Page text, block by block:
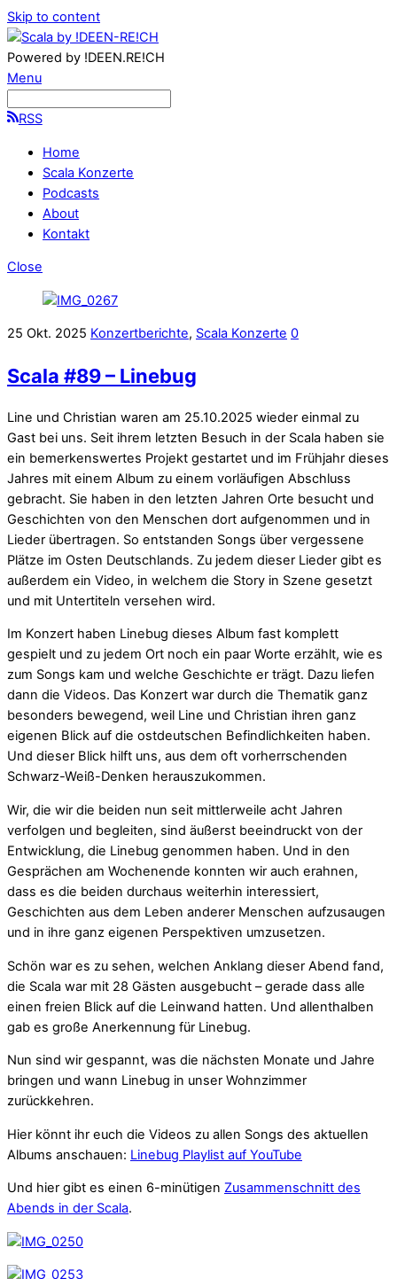
Skip to content
Powered by !DEEN.RE!CH
Menu
RSS
Home
Scala Konzerte
Podcasts
About
Kontakt
Close
25 Okt. 2025 Konzertberichte, Scala Konzerte 0
Scala #89 – Linebug
Line und Christian waren am 25.10.2025 wieder einmal zu
Gast bei uns. Seit ihrem letzten Besuch in der Scala haben sie
ein bemerkenswertes Projekt gestartet und im Frühjahr dieses
Jahres mit einem Album zu einem vorläufigen Abschluss
gebracht. Sie haben in den letzten Jahren Orte besucht und
Geschichten von den Menschen dort aufgenommen und in
Lieder übertragen. So entstanden Songs über vergessene
Plätze im Osten Deutschlands. Zu jedem dieser Lieder gibt es
außerdem ein Video, in welchem die Story in Szene gesetzt
und mit Untertiteln versehen wird.
Im Konzert haben Linebug dieses Album fast komplett
gespielt und zu jedem Ort noch ein paar Worte erzählt, wie es
zum Songs kam und welche Geschichte er trägt. Dazu liefen
dann die Videos. Das Konzert war durch die Thematik ganz
besonders bewegend, weil Line und Christian ihren ganz
eigenen Blick auf die ostdeutschen Befindlichkeiten haben.
Und dieser Blick hilft uns, aus dem oft vorherrschenden
Schwarz-Weiß-Denken herauszukommen.
Wir, die wir die beiden nun seit mittlerweile acht Jahren
verfolgen und begleiten, sind äußerst beeindruckt von der
Entwicklung, die Linebug genommen haben. Und in den
Gesprächen am Wochenende konnten wir auch erahnen,
dass es die beiden durchaus weiterhin interessiert,
Geschichten aus dem Leben anderer Menschen aufzusaugen
und in ihre ganz eigenen Perspektiven umzusetzen.
Schön war es zu sehen, welchen Anklang dieser Abend fand,
die Scala war mit 28 Gästen ausgebucht – gerade dass alle
einen freien Blick auf die Leinwand hatten. Und allenthalben
gab es große Anerkennung für Linebug.
Nun sind wir gespannt, was die nächsten Monate und Jahre
bringen und wann Linebug in unser Wohnzimmer
zurückkehren.
Hier könnt ihr euch die Videos zu allen Songs des aktuellen
Albums anschauen: Linebug Playlist auf YouTube
Und hier gibt es einen 6-minütigen Zusammenschnitt des
Abends in der Scala.